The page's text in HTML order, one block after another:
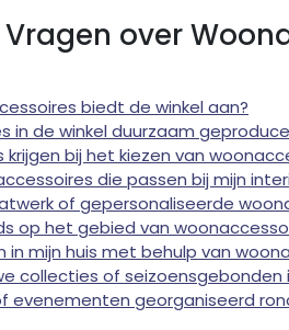
over
biedt de winkel aan?
in de winkel duurzaam
krijgen bij het kiezen van
die passen bij mijn
of gepersonaliseerde
op het gebied van
in mijn huis met behulp van
collecties of seizoensgebonden
evenementen georganiseerd